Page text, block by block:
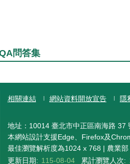
問答集
相關連結 網站資料開放宣告 隱
地址：10014 臺北市中正區南海路 37
本網站設計支援Edge、Firefox及
最佳瀏覽解析度為1024 x 768 | 農業
更新日期: 115-08-04 累計瀏覽人次: